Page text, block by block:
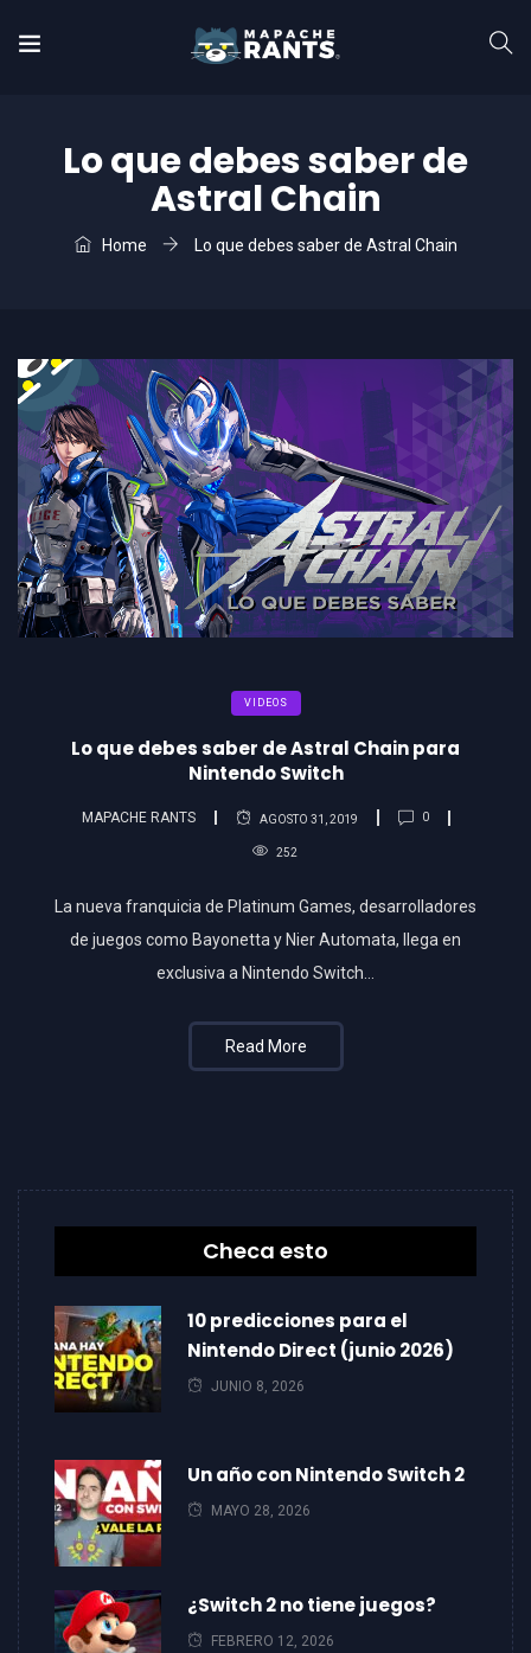
Lo que debes saber de
Astral Chain
Home Lo que debes saber de Astral Chain
VIDEOS
Lo que debes saber de Astral Chain para
Nintendo Switch
MAPACHE RANTS AGOSTO 31, 2019 0
252
La nueva franquicia de Platinum Games, desarrolladores
de juegos como Bayonetta y Nier Automata, llega en
exclusiva a Nintendo Switch…
Read More
Checa esto
10 predicciones para el
Nintendo Direct (junio 2026)
JUNIO 8, 2026
Un año con Nintendo Switch 2
MAYO 28, 2026
¿Switch 2 no tiene juegos?
FEBRERO 12, 2026